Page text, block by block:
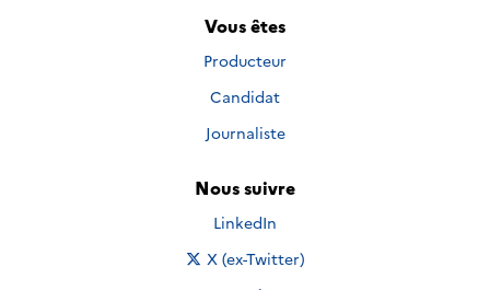
Vous êtes
Producteur
Candidat
Journaliste
Nous suivre
Nous suivre sur
LinkedIn
Nous suivre sur
X (ex-Twitter)